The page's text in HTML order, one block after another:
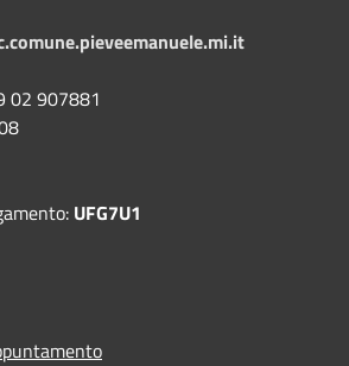
02 907881
UFG7U1